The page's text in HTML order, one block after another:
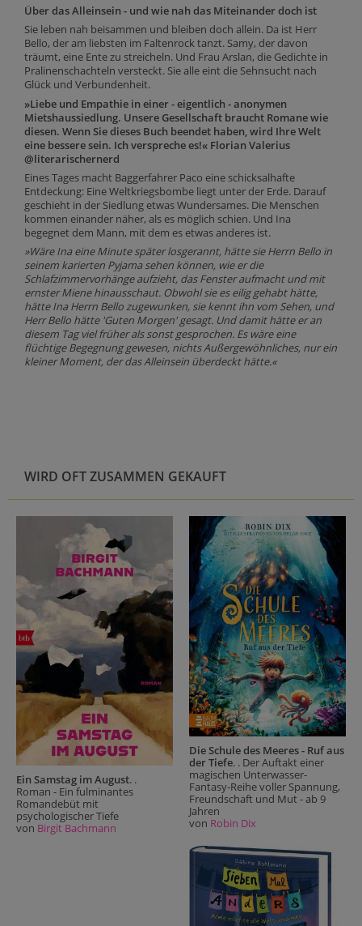
Über das Alleinsein - und wie nah das Miteinander doch ist
Sie leben nah beisammen und bleiben doch allein. Da ist Herr
Bello, der am liebsten im Faltenrock tanzt. Samy, der davon
träumt, eine Ente zu streicheln. Und Frau Arslan, die Gedichte in
Pralinenschachteln versteckt. Sie alle eint die Sehnsucht nach
Glück und Verbundenheit.
»Liebe und Empathie in einer - eigentlich - anonymen
Mietshaussiedlung. Unsere Gesellschaft braucht Romane wie
diesen. Wenn Sie dieses Buch beendet haben, wird Ihre Welt
eine bessere sein. Ich verspreche es!« Florian Valerius
@literarischernerd
Eines Tages macht Baggerfahrer Paco eine schicksalhafte
Entdeckung: Eine Weltkriegsbombe liegt unter der Erde. Darauf
geschieht in der Siedlung etwas Wundersames. Die Menschen
kommen einander näher, als es möglich schien. Und Ina
begegnet dem Mann, mit dem es etwas anderes ist.
»Wäre Ina eine Minute später losgerannt, hätte sie Herrn Bello in
seinem karierten Pyjama sehen können, wie er die
Schlafzimmervorhänge aufzieht, das Fenster aufmacht und mit
ernster Miene hinausschaut. Obwohl sie es eilig gehabt hätte,
hätte Ina Herrn Bello zugewunken, sie kennt ihn vom Sehen, und
Herr Bello hätte 'Guten Morgen' gesagt. Und damit hätte er an
diesem Tag viel früher als sonst gesprochen. Es wäre eine
flüchtige Begegnung gewesen, nichts Außergewöhnliches, nur ein
kleiner Moment, der das Alleinsein überdeckt hätte.«
WIRD OFT ZUSAMMEN GEKAUFT
Ein Samstag im August. .
Roman - Ein fulminantes
Romandebüt mit
psychologischer Tiefe
von Birgit Bachmann
Die Schule des Meeres - Ruf aus
der Tiefe. . Der Auftakt einer
magischen Unterwasser-
Fantasy-Reihe voller Spannung,
Freundschaft und Mut - ab 9
Jahren
von Robin Dix